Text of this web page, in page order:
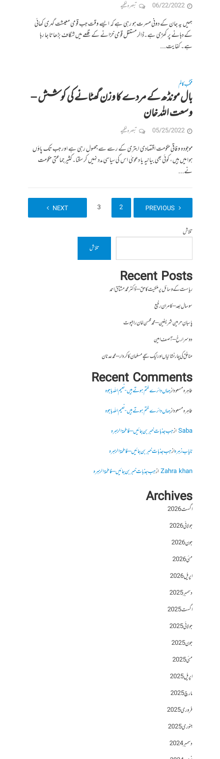
06/22/2022 تبصرہ لکھیے
ہمیں یہ جان کے دونی مسرت ہو رہی ہے کہ ایسے وقت جب قومی معیشت گہری کھائی
کے دہانے پر کھڑی ہے۔ڈالر مستقل قومی خزانے کے قلعے میں شگاف بڑھاتا جا رہا
ہے۔ کفایت...
منتخب کالم
بال مونڈھ کے مردے کا وزن گھٹانے کی کوشش –
وسعت اللہ خان
05/25/2022 تبصرہ لکھیے
موجودہ وفاقی حکومت اقتصادی ابتری کے رسے سے جھول رہی ہے اور جب تک پاؤں
ہوا میں ہیں، کوئی بھی بیانیہ یا دعویٰ اس کی سیاسی مدد نہیں کر سکتا۔کثیر جماعتی حکومت
نے...
PREVIOUS
2
3
NEXT
تلاش
تلاش
Recent Posts
ریاست کے وسائل پر ملکیت کا حق – ڈاکٹر محمد مشتاق احمد
سو سال بعد – کامران رفیع
پاسبانِ حرمین شریفین – محمد محسن خان راجپوت
دوسرا رخ – آصف امین
منافق کی چار نشانیاں اور ایک سچے مسلمان کا کردار – محمد عدنان
Recent Comments
طاہرہ مسعودازجہاں دائرے ختم ہوتے ہیں- نعیم اللہ باجوہ
طاہرہ مسعودازجہاں دائرے ختم ہوتے ہیں- نعیم اللہ باجوہ
Sabaازجب جذبات خبر بن جائیں – فاطمۃالزہرہ
نایاب زہرہازجب جذبات خبر بن جائیں – فاطمۃالزہرہ
Zahra khanازجب جذبات خبر بن جائیں – فاطمۃالزہرہ
Archives
اگست 2026
جولائی 2026
جون 2026
مئی 2026
اپریل 2026
دسمبر 2025
اگست 2025
جولائی 2025
جون 2025
مئی 2025
اپریل 2025
مارچ 2025
فروری 2025
جنوری 2025
دسمبر 2024